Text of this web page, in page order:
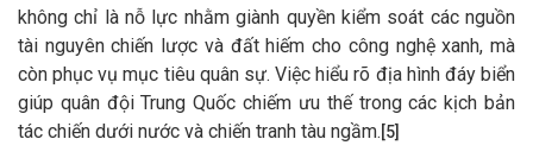
không chỉ là nỗ lực nhằm giành quyền kiểm soát các nguồn
tài nguyên chiến lược và đất hiếm cho công nghệ xanh, mà
còn phục vụ mục tiêu quân sự. Việc hiểu rõ địa hình đáy biển
giúp quân đội Trung Quốc chiếm ưu thế trong các kịch bản
tác chiến dưới nước và chiến tranh tàu ngầm. [5]